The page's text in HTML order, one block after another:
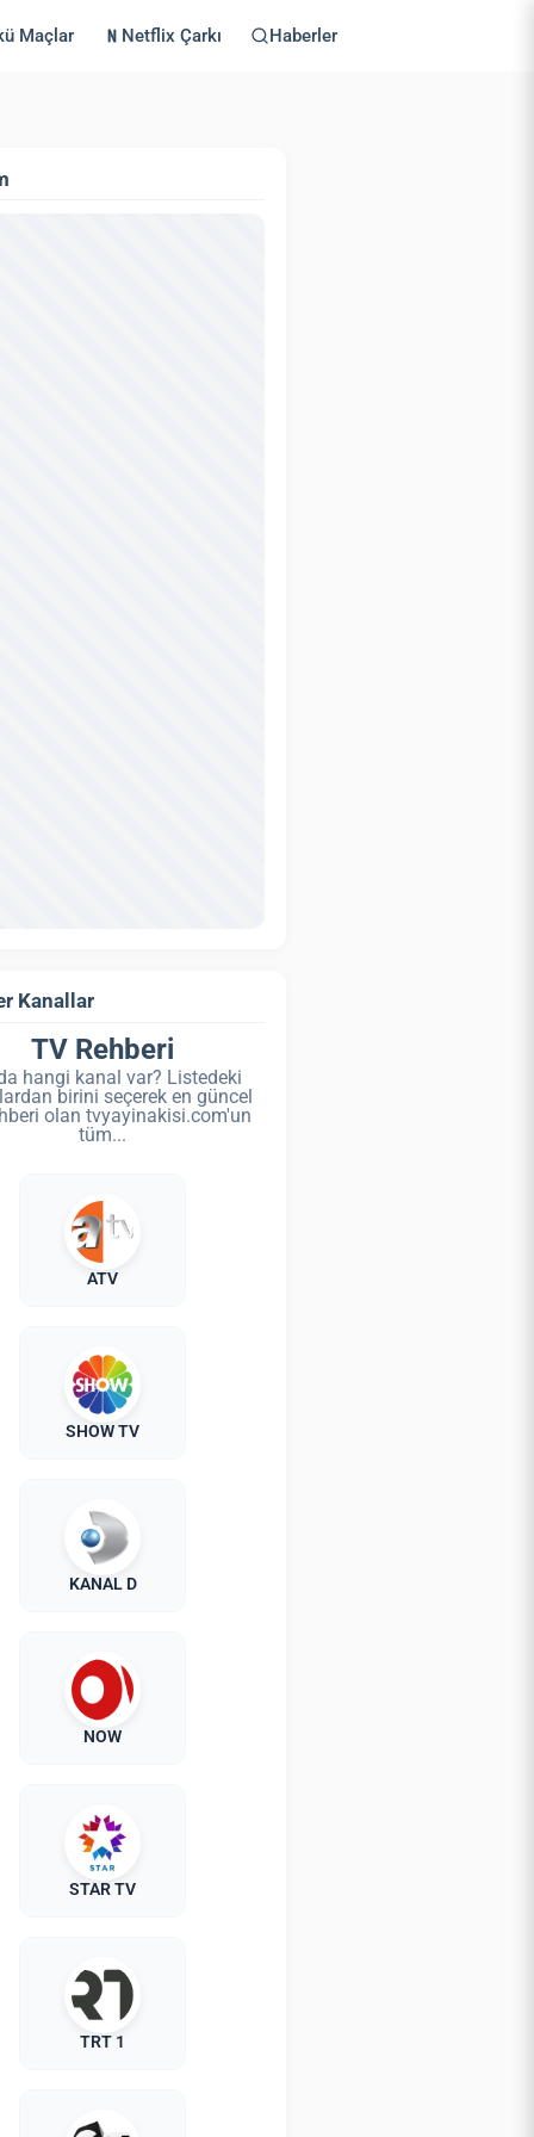
Maçlar Netflix Çarkı Haberler
Kanallar
TV Rehberi
hangi kanal var? Listedeki
birini seçerek en güncel
olan tvyayinakisi.com'un
tüm...
ATV
SHOW TV
KANAL D
NOW
STAR TV
TRT 1